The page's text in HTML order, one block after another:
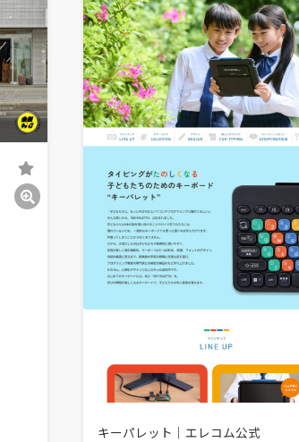
キーパレット｜エレコム公式